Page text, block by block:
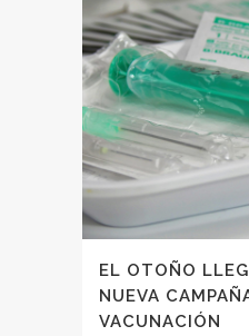
EL OTOÑO
NUEVA
VACUNACIÓN